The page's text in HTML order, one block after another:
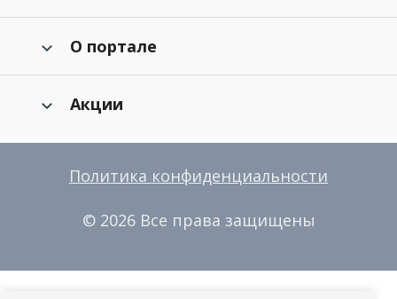
О портале
Акции
Политика конфиденциальности
© 2026 Все права защищены